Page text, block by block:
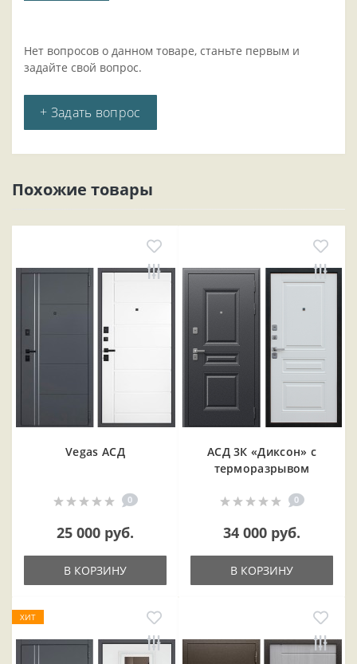
Нет вопросов о данном товаре, станьте первым и
задайте свой вопрос.
+ Задать вопрос
Похожие товары
Vegas АСД
0
25 000 руб.
В КОРЗИНУ
АСД 3К «Диксон» с
терморазрывом
0
34 000 руб.
В КОРЗИНУ
ХИТ